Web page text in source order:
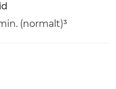
(normalt)³